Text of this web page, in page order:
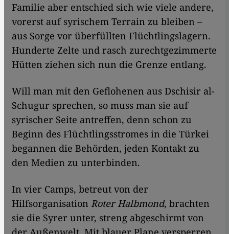
Familie aber entschied sich wie viele andere,
vorerst auf syrischem Terrain zu bleiben –
aus Sorge vor überfüllten Flüchtlingslagern.
Hunderte Zelte und rasch zurechtgezimmerte
Hütten ziehen sich nun die Grenze entlang.
Will man mit den Geflohenen aus Dschisir al-
Schugur sprechen, so muss man sie auf
syrischer Seite antreffen, denn schon zu
Beginn des Flüchtlingsstromes in die Türkei
begannen die Behörden, jeden Kontakt zu
den Medien zu unterbinden.
In vier Camps, betreut von der
Hilfsorganisation Roter Halbmond, brachten
sie die Syrer unter, streng abgeschirmt von